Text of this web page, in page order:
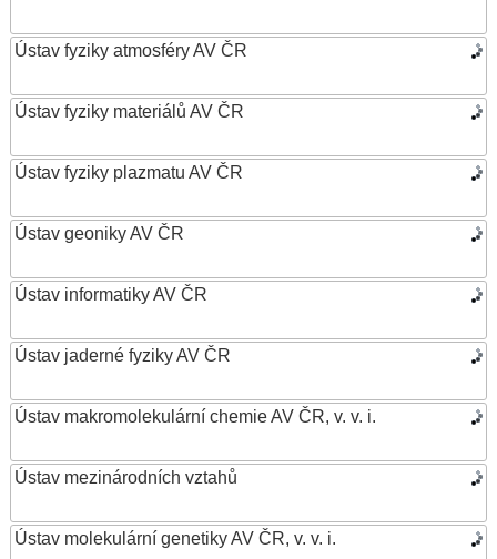
Ústav fyziky atmosféry AV ČR
Ústav fyziky materiálů AV ČR
Ústav fyziky plazmatu AV ČR
Ústav geoniky AV ČR
Ústav informatiky AV ČR
Ústav jaderné fyziky AV ČR
Ústav makromolekulární chemie AV ČR, v. v. i.
Ústav mezinárodních vztahů
Ústav molekulární genetiky AV ČR, v. v. i.